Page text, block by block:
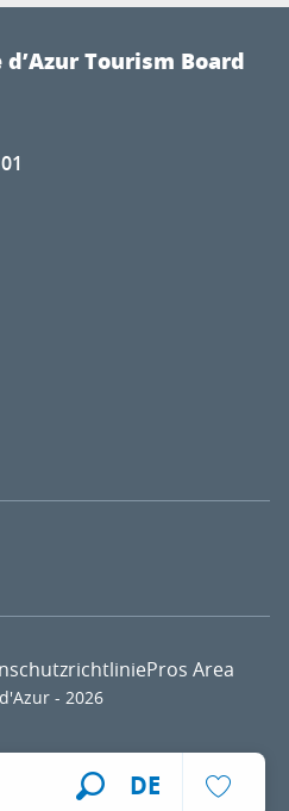
DE
Tourism Board
- 2026
Pros Area